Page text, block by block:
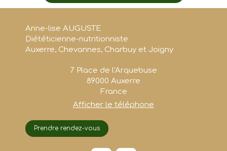
Anne-lise AUGUSTE
Diététicienne-nutritionniste
Auxerre, Chevannes, Charbuy et Joigny
7 Place de l'Arquebuse
89000 Auxerre
France
Afficher le téléphone
Prendre rendez-vous